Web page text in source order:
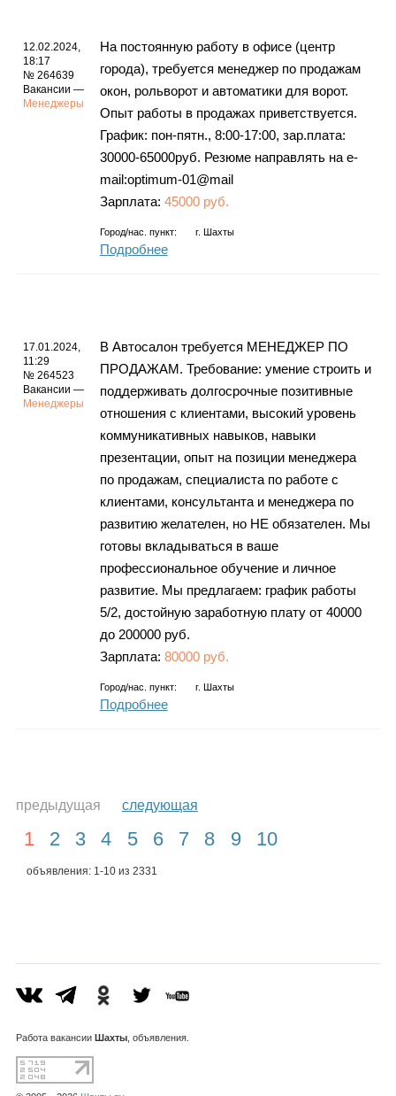
12.02.2024,
18:17
№ 264639
Вакансии —
Менеджеры
На постоянную работу в офисе (центр
города), требуется менеджер по продажам
окон, рольворот и автоматики для ворот.
Опыт работы в продажах приветствуется.
График: пон-пятн., 8:00-17:00, зар.плата:
30000-65000руб. Резюме направлять на e-
mail:optimum-01@mail
Зарплата: 45000 руб.
Город/нас. пункт: г. Шахты
Подробнее
17.01.2024,
11:29
№ 264523
Вакансии —
Менеджеры
В Автосалон требуется МЕНЕДЖЕР ПО
ПРОДАЖАМ. Требование: умение строить и
поддерживать долгосрочные позитивные
отношения с клиентами, высокий уровень
коммуникативных навыков, навыки
презентации, опыт на позиции менеджера
по продажам, специалиста по работе с
клиентами, консультанта и менеджера по
развитию желателен, но НЕ обязателен. Мы
готовы вкладываться в ваше
профессиональное обучение и личное
развитие. Мы предлагаем: график работы
5/2, достойную заработную плату от 40000
до 200000 руб.
Зарплата: 80000 руб.
Город/нас. пункт: г. Шахты
Подробнее
предыдущая следующая
1 2 3 4 5 6 7 8 9 10
объявления: 1-10 из 2331
Работа вакансии Шахты, объявления.